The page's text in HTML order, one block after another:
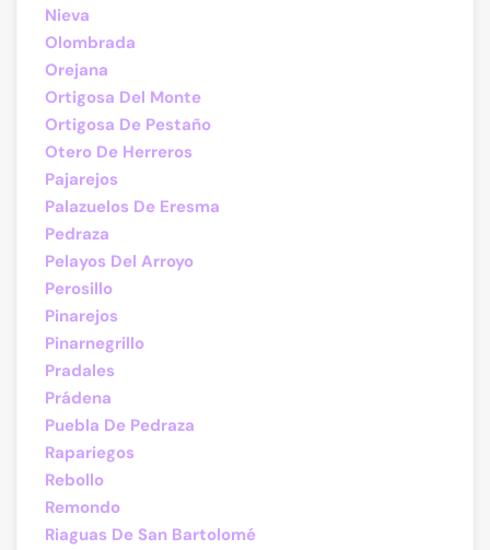
Nieva
Olombrada
Orejana
Ortigosa Del Monte
Ortigosa De Pestaño
Otero De Herreros
Pajarejos
Palazuelos De Eresma
Pedraza
Pelayos Del Arroyo
Perosillo
Pinarejos
Pinarnegrillo
Pradales
Prádena
Puebla De Pedraza
Rapariegos
Rebollo
Remondo
Riaguas De San Bartolomé